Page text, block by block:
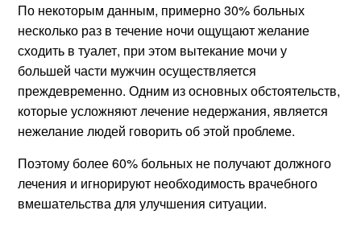
По некоторым данным, примерно 30% больных
несколько раз в течение ночи ощущают желание
сходить в туалет, при этом вытекание мочи у
большей части мужчин осуществляется
преждевременно. Одним из основных обстоятельств,
которые усложняют лечение недержания, является
нежелание людей говорить об этой проблеме.
Поэтому более 60% больных не получают должного
лечения и игнорируют необходимость врачебного
вмешательства для улучшения ситуации.